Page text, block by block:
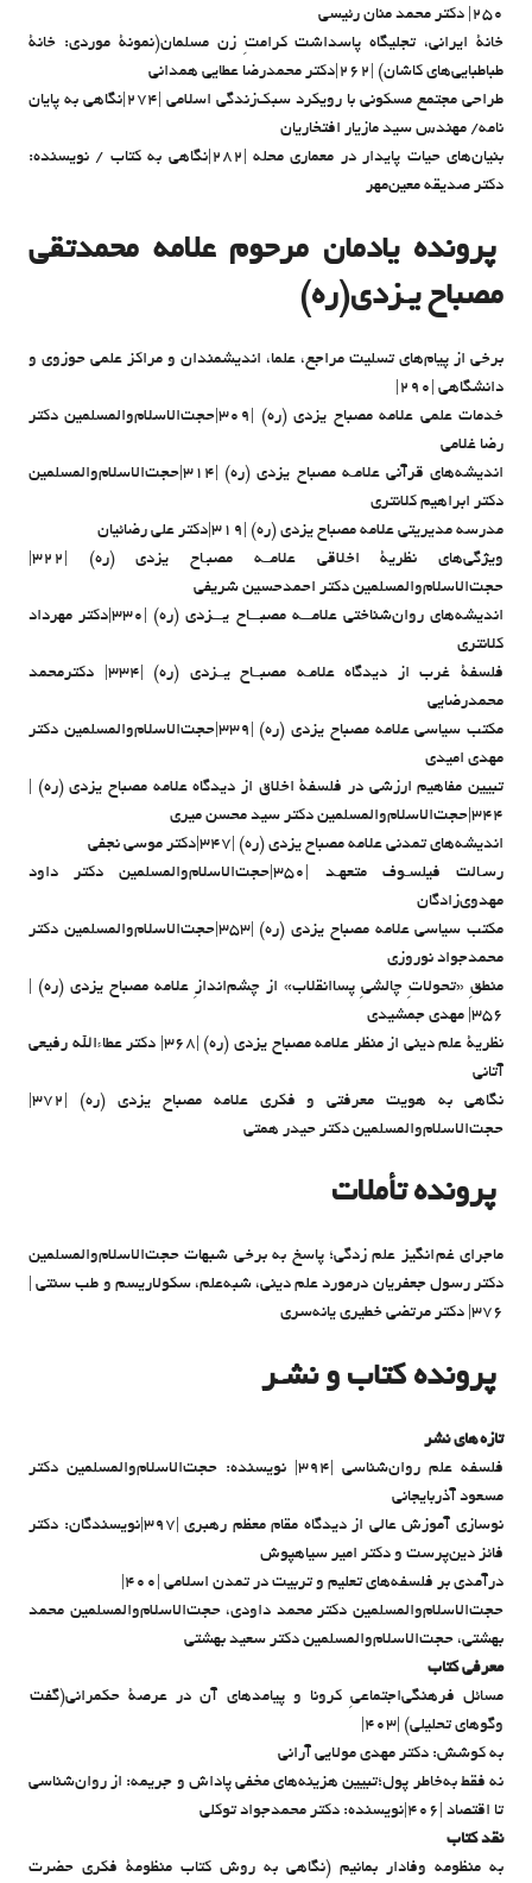
۲۵۰| دکتر محمد منان رئیسی
خانۀ ایرانی، تجلیگاه پاسداشت کرامتِ زن مسلمان(نمونۀ موردی: خانۀ
طباطبایی‌های کاشان) |۲۶۲|دکتر محمدرضا عطایی همدانی
طراحی مجتمع مسکونی با رویکرد سبک‌زندگی اسلامی |۲۷۴|نگاهی به پایان
نامه/ مهندس سید مازیار افتخاریان
بنیان‌های حیات پایدار در معماری محله |۲۸۲|نگاهی به کتاب / نویسنده:
دکتر صدیقه معین‌مهر
پرونده یادمان مرحوم علامه محمدتقی
مصباح یـزدی(ره)
برخی از پیام‌های تسلیت مراجع، علما، اندیشمندان و مراکز علمی حوزوی و
دانشگاهی |۲۹۰|
خدمات علمی علامه مصباح یزدی (ره) |۳۰۹|حجت‌الاسلام‌والمسلمین دکتر
رضا غلامی
اندیشه‌های قرآنی علامـه مصباح یزدی (ره) |۳۱۴|حجت‌الاسلام‌والمسلمین
دکتر ابراهیم کلانتری
مدرسه مدیریتی علامه مصباح یزدی (ره) |۳۱۹|دکتر علی رضائیان
حجت‌الاسلام‌والمسلمین دکتر احمدحسین شریفی
اندیشه‌های روان‌شناختی علامـــه مصبـــاح یـــزدی (ره) |۳۳۰|دکتر مهرداد
کلانتری
فلسفۀ غرب از دیدگاه علامـه مصبــاح یــزدی (ره) |۳۳۴| دکترمحمد
محمدرضایی
مکتب سیاسی علامه مصباح یزدی (ره) |۳۳۹|حجت‌الاسلام‌والمسلمین دکتر
مهدی امیدی
تبیین مفاهیم ارزشی در فلسفۀ اخلاق از دیدگاه علامه مصباح یزدی (ره) |
۳۴۴|حجت‌الاسلام‌و‌المسلمین دکتر سید محسن میری
اندیشه‌های تمدنی علامه مصباح یزدی (ره) |۳۴۷|دکتر موسی نجفی
رسـالت فیلسـوف متعهـد |۳۵۰|حجت‌الاسلام‌والمسلمین دکتر داود
مهدوی‌زادگان
مکتب سیاسی علامه مصباح یزدی (ره) |۳۵۳|حجت‌الاسلام‌والمسلمین دکتر
محمدجواد نوروزی
منطقِ «تحولاتِ چالشیِ پساانقلاب» از چشم‌اندازِ علامه مصباح یزدی (ره) |
۳۵۶| مهدی جمشیدی
نظریۀ علم دینی از منظر علامه مصباح یزدی (ره) |۳۶۸| دکتر عطاءالله رفیعی
آتانی
حجت‌الاسلام‌والمسلمین دکتر حیدر همتی
پرونده تأملات
ماجرای غم انگیز علم زدگی؛ پاسخ به برخی شبهات حجت‌الاسلام‌والمسلمین
دکتر رسول جعفریان درمورد علم دینی، شبه‌علم، سکولاریسم و طب سنتی |
۳۷۶| دکتر مرتضی خطیری یانه‌سری
پرونده کتاب و نشـر
تازه های نشر
فلسفه علم روان‌شناسی |۳۹۴| نویسنده: حجت‌الاسلام‌والمسلمین دکتر
مسعود آذربایجانی
نوسازی آموزش عالی از دیدگاه مقام معظم رهبری |۳۹۷|نویسندگان: دکتر
فائز دین‌پرست و دکتر امیر سیاهپوش
درآمدی بر فلسفه‌های تعلیم و تربیت در تمدن اسلامی |۴۰۰|
حجت‌الاسلام‌والمسلمین دکتر محمد داودی، حجت‌الاسلام‌والمسلمین محمد
بهشتی، حجت‌الاسلام‌والمسلمین دکتر سعید بهشتی
معرفی کتاب
مسائل فرهنگی‌اجتماعیِ کرونا و پیامدهای آن در عرصۀ حکمرانی(گفت
وگوهای تحلیلی) |۴۰۳|
به کوشش: دکتر مهدی مولایی آرانی
نه فقط به‌خاطر پول؛تبیین هزینه‌های مخفی پاداش و جریمه: از روان‌شناسی
تا اقتصاد |۴۰۶|نویسنده: دکتر محمدجواد توکلی
نقد کتاب
به منظومه وفادار بمانیم (نگاهی به روش کتاب منظومۀ فکری حضرت